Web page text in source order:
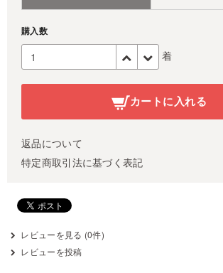
購入数
着
カートに入れる
返品について
特定商取引法に基づく表記
レビューを見る (0件)
レビューを投稿